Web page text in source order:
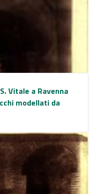
Vitale a Ravenna
modellati da